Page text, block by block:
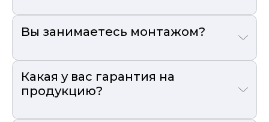
Вы занимаетесь монтажом?
Какая у вас гарантия на
продукцию?